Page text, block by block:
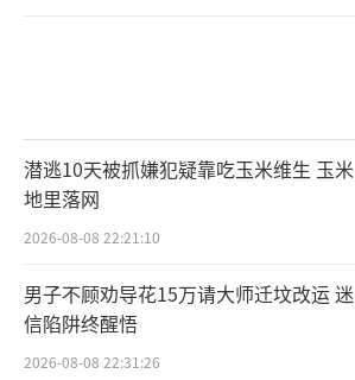
潜逃10天被抓嫌犯疑靠吃玉米维生 玉米
地里落网
2026-08-08 22:21:10
男子不顾劝导花15万请大师迁坟改运 迷
信陷阱终醒悟
2026-08-08 22:31:26